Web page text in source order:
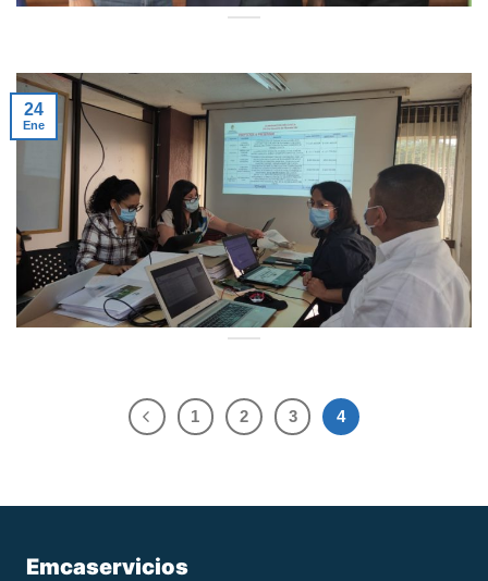
24
Ene
1 2 3 4
Emcaservicios